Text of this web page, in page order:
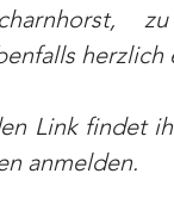
herzlich
Link findet
anmelden.